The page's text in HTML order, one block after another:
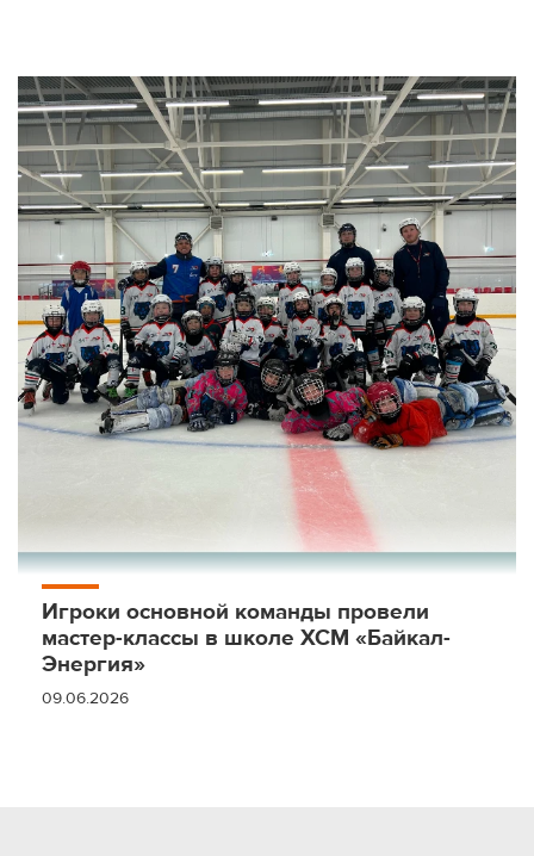
Игроки основной команды провели
мастер-классы в школе ХСМ «Байкал-
Энергия»
09.06.2026